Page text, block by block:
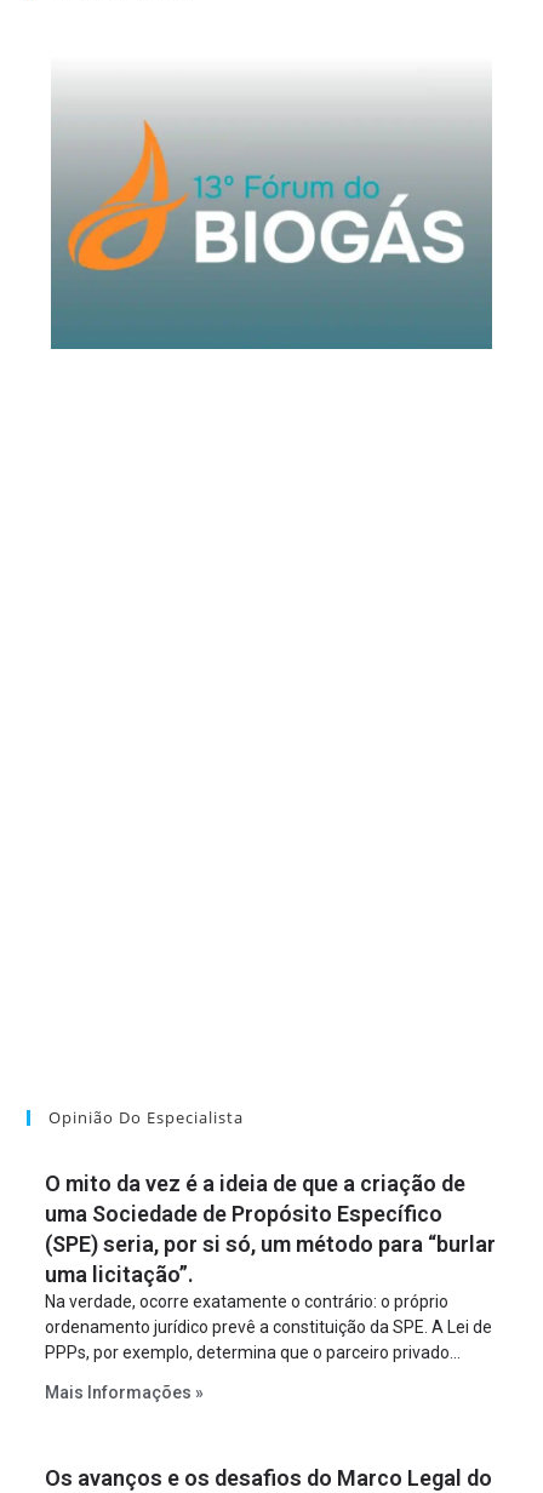
Opinião Do Especialista
O mito da vez é a ideia de que a criação de
uma Sociedade de Propósito Específico
(SPE) seria, por si só, um método para “burlar
uma licitação”.
Na verdade, ocorre exatamente o contrário: o próprio
ordenamento jurídico prevê a constituição da SPE. A Lei de
PPPs, por exemplo, determina que o parceiro privado
empreendimento. Ou seja, a suposta “fraude à licitação” é
projeto a projeto.
Mais Informações »
Os avanços e os desafios do Marco Legal do